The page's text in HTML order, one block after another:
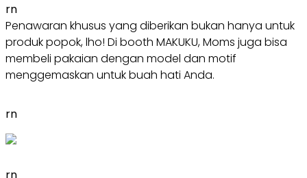
rn
Penawaran khusus yang diberikan bukan hanya untuk
produk popok, lho! Di booth MAKUKU, Moms juga bisa
membeli pakaian dengan model dan motif
menggemaskan untuk buah hati Anda.
rn
rn